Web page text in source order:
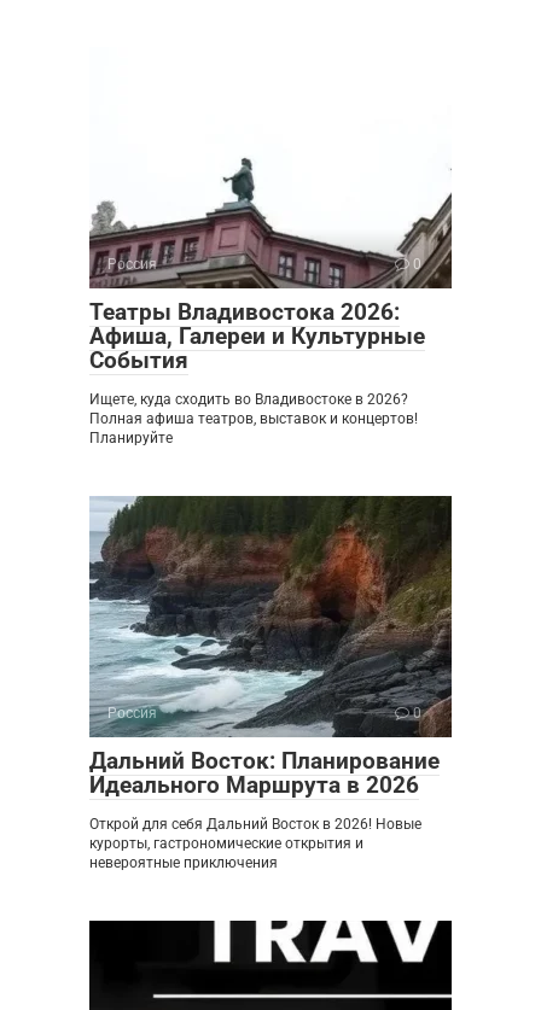
Россия 0
Театры Владивостока 2026:
Афиша, Галереи и Культурные
События
Ищете, куда сходить во Владивостоке в 2026?
Полная афиша театров, выставок и концертов!
Планируйте
Россия 0
Дальний Восток: Планирование
Идеального Маршрута в 2026
Открой для себя Дальний Восток в 2026! Новые
курорты, гастрономические открытия и
невероятные приключения